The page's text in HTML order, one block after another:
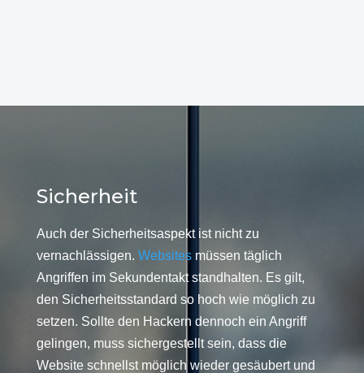
Sicherheit
Auch der Sicherheitsaspekt ist nicht zu
vernachlässigen. Websitesmüssen täglich
Angriffen im Sekundentakt standhalten. Es gilt,
den Sicherheitsstandard so hoch wie möglich zu
setzen. Sollte den Hackern dennoch ein Angriff
gelingen, muss sichergestellt sein, dass die
Website schnellst möglich wieder gesäubert und